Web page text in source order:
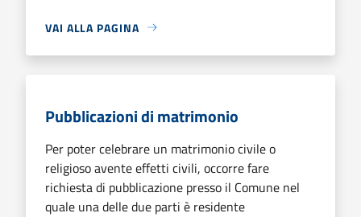
VAI ALLA PAGINA
Pubblicazioni di matrimonio
Per poter celebrare un matrimonio civile o
religioso avente effetti civili, occorre fare
richiesta di pubblicazione presso il Comune nel
quale una delle due parti è residente